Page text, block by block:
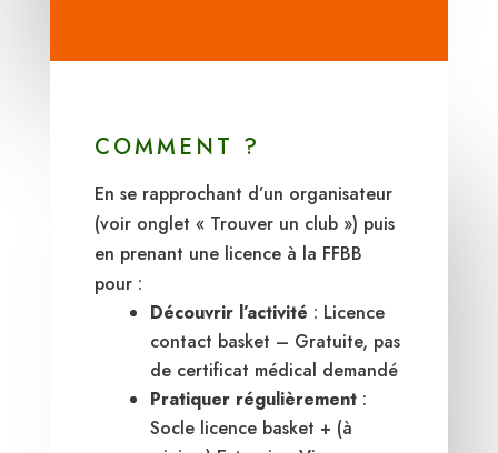
COMMENT ?
En se rapprochant d’un organisateur
(voir onglet « Trouver un club ») puis
en prenant une licence à la FFBB
pour :
Découvrir l’activité : Licence
contact basket – Gratuite, pas
de certificat médical demandé
Pratiquer régulièrement:
Socle licence basket + (à